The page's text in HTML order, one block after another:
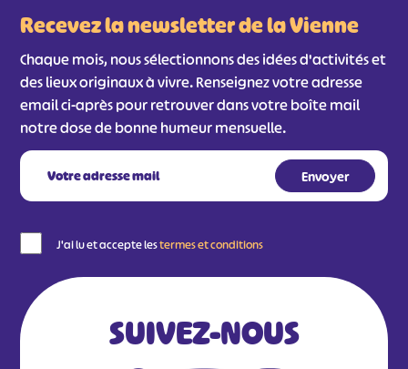
Recevez la newsletter de la Vienne
Chaque mois, nous sélectionnons des idées d'activités et
des lieux originaux à vivre. Renseignez votre adresse
email ci-après pour retrouver dans votre boîte mail
notre dose de bonne humeur mensuelle.
J'ai lu et accepte lestermes et conditions
SUIVEZ-NOUS